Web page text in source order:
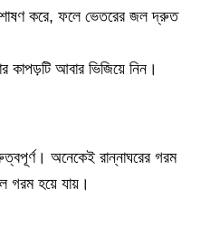
করে, ফলে ভেতরের জল দ্রুত
আবার ভিজিয়ে নিন।
অনেকেই রান্নাঘরের গরম
গরম হয়ে যায়।